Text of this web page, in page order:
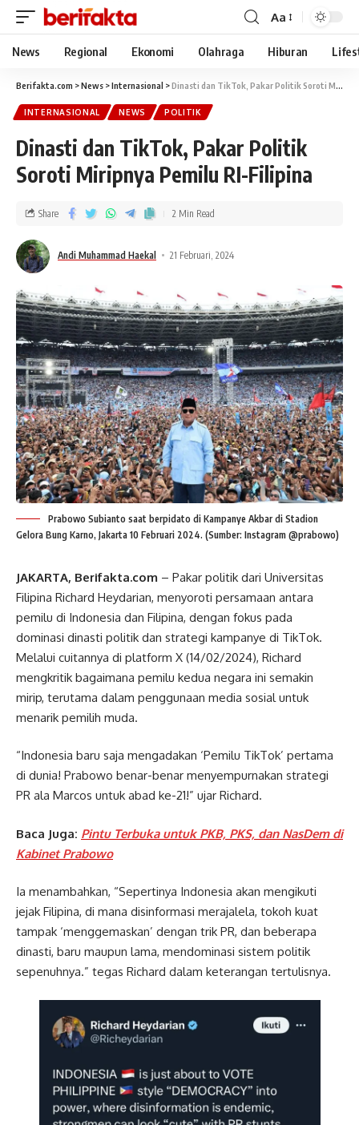
Aa
News Regional Ekonomi Olahraga Hiburan
Berifakta.com >News >Internasional >Dinasti dan TikTok, Pakar Politik Soroti Miripnya Pemilu RI-Filipina
INTERNASIONAL NEWS POLITIK
Dinasti dan TikTok, Pakar Politik
Soroti Miripnya Pemilu RI-Filipina
Andi Muhammad Haekal 21 Februari, 2024
Share 2 Min Read
Prabowo Subianto saat berpidato di Kampanye Akbar di Stadion
Gelora Bung Karno, Jakarta 10 Februari 2024. (Sumber: Instagram @prabowo)
JAKARTA, Berifakta.com – Pakar politik dari Universitas
Filipina Richard Heydarian, menyoroti persamaan antara
pemilu di Indonesia dan Filipina, dengan fokus pada
dominasi dinasti politik dan strategi kampanye di TikTok.
Melalui cuitannya di platform X (14/02/2024), Richard
mengkritik bagaimana pemilu kedua negara ini semakin
mirip, terutama dalam penggunaan media sosial untuk
menarik pemilih muda.
“Indonesia baru saja mengadakan ‘Pemilu TikTok’ pertama
di dunia! Prabowo benar-benar menyempurnakan strategi
PR ala Marcos untuk abad ke-21!” ujar Richard.
Baca Juga: Pintu Terbuka untuk PKB, PKS, dan NasDem di
Kabinet Prabowo
Ia menambahkan, “Sepertinya Indonesia akan mengikuti
jejak Filipina, di mana disinformasi merajalela, tokoh kuat
tampak ‘menggemaskan’ dengan trik PR, dan beberapa
dinasti, baru maupun lama, mendominasi sistem politik
sepenuhnya.” tegas Richard dalam keterangan tertulisnya.